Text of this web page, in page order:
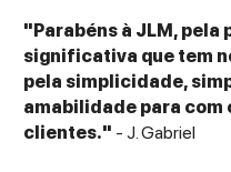
Microphones: Quad mic
ANC optimisation
Bluetooth Version:5.1
Wireless Range:Up to 9 m
Battery Life:
6 hours
"Parabéns à JLM, pela
significativa que tem
pela simplicidade,
amabilidade para com
clientes." - J. Gabriel